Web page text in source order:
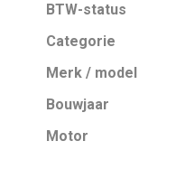
BTW-status
Categorie
Merk / model
Bouwjaar
Motor